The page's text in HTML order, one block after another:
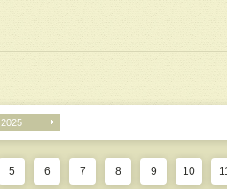
2025
5 6 7 8 9 10